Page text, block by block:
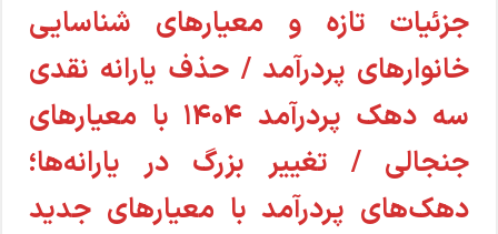
جزئیات تازه و معیارهای شناسایی
خانوارهای پردرآمد / حذف یارانه نقدی
سه دهک پردرآمد ۱۴۰۴ با معیارهای
جنجالی / تغییر بزرگ در یارانه‌ها؛
دهک‌های پردرآمد با معیارهای جدید